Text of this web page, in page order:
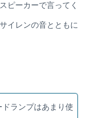
ピーカーで言ってく
イレンの音とともに
ランプはあまり使